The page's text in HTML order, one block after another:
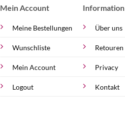
Mein Account
Meine Bestellungen
Wunschliste
Mein Account
Logout
Information
Über uns
Retouren
Privacy
Kontakt